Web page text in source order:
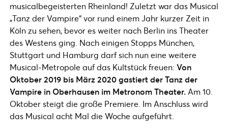
musicalbegeisterten Rheinland! Zuletzt war das Musical
„Tanz der Vampire“ vor rund einem Jahr kurzer Zeit in
Köln zu sehen, bevor es weiter nach Berlin ins Theater
des Westens ging. Nach einigen Stopps München,
Stuttgart und Hamburg darf sich nun eine weitere
Musical-Metropole auf das Kultstück freuen: Von
Oktober 2019 bis März 2020 gastiert der Tanz der
Vampire in Oberhausen im Metronom Theater. Am 10.
Oktober steigt die große Premiere. Im Anschluss wird
das Musical acht Mal die Woche aufgeführt.